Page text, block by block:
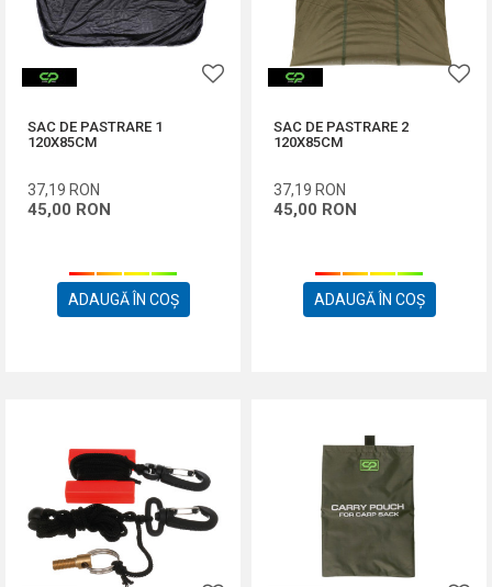
SAC DE PASTRARE 1
120X85CM
37,19 RON
45,00 RON
ADAUGĂ ÎN COȘ
SAC DE PASTRARE 2
120X85CM
37,19 RON
45,00 RON
ADAUGĂ ÎN COȘ